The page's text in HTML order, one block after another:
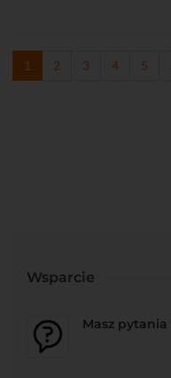
1 2 3 4 5
Wsparcie
Masz